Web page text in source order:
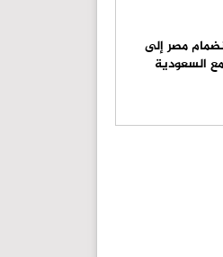
مصر إلى
السعودية